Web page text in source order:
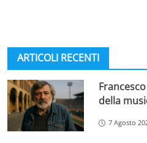
ARTICOLI RECENTI
della
7 Agosto